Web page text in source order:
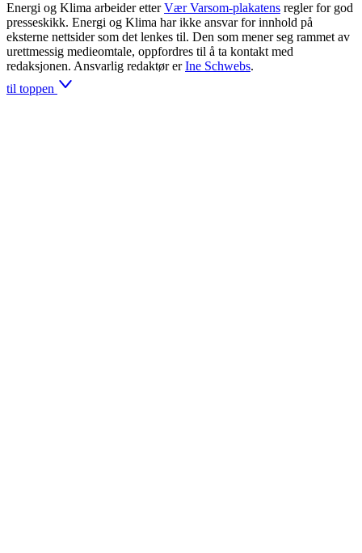
Energi og Klima arbeider etter Vær Varsom-plakatens regler for god
presseskikk. Energi og Klima har ikke ansvar for innhold på
eksterne nettsider som det lenkes til. Den som mener seg rammet av
urettmessig medieomtale, oppfordres til å ta kontakt med
redaksjonen. Ansvarlig redaktør er Ine Schwebs.
til toppen